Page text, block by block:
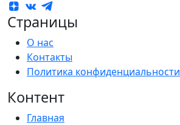
Страницы
О нас
Контакты
Политика конфиденциальности
Контент
Главная